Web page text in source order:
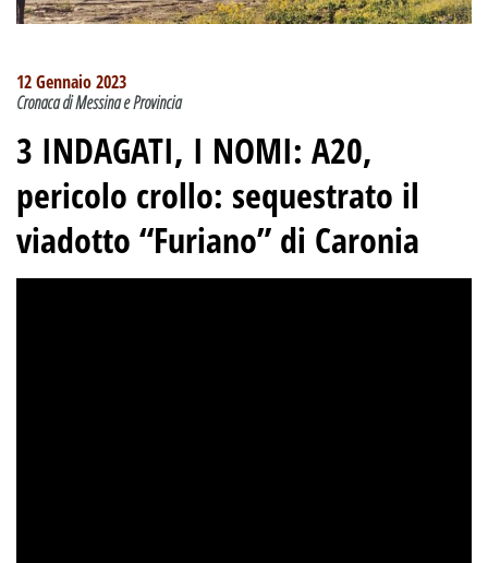
12 Gennaio 2023
Cronaca di Messina e Provincia
3 INDAGATI, I NOMI: A20,
pericolo crollo: sequestrato il
viadotto “Furiano” di Caronia